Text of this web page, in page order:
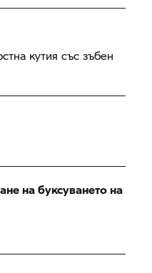
кутия със зъбен
на буксуването на